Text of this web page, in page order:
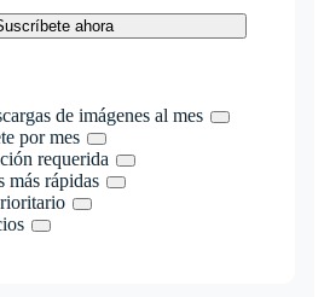
ahora
de imágenes al mes
por mes
requerida
más rápidas